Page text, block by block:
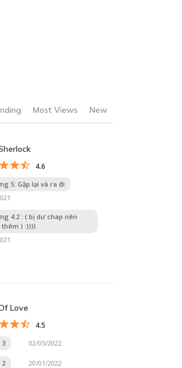
Most Views New
4.6
5: Gặp lại và ra đi
4.2 : ( bị dư chap nên
) :))))
Love
4.5
3 02/05/2022
2 20/01/2022